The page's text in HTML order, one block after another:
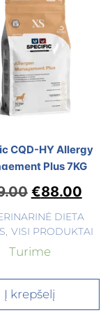
CQD-HY Allergy
Plus 7KG
€88.00
DIETA
VISI PRODUKTAI
Turime
Į krepšelį